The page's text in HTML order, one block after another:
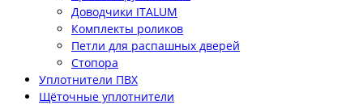
Доводчики ITALUM
Комплекты роликов
Петли для распашных дверей
Стопора
Уплотнители ПВХ
Щёточные уплотнители